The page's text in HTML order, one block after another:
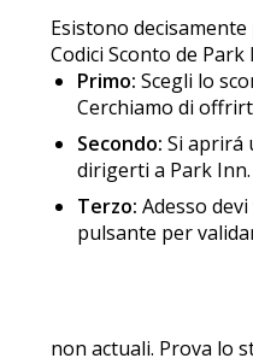
Esistono
Codici Sconto de Park
Primo: Scegli lo
Cerchiamo di
Secondo: Si aprirá
dirigerti a Park
Terzo: Adesso
pulsante per
non actuali. Prova lo